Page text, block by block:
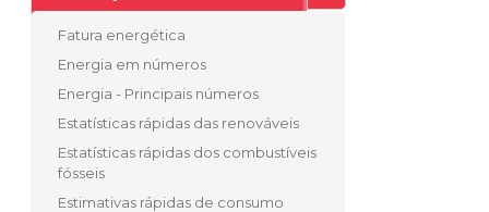
Fatura energética
Energia em números
Energia - Principais números
Estatísticas rápidas das renováveis
Estatísticas rápidas dos combustíveis
fósseis
Estimativas rápidas de consumo